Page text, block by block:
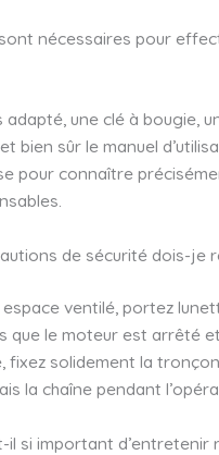
nécessaires pour
adapté, une clé à bougie,
bien sûr le manuel
pour connaître
de sécurité dois-je
espace ventilé, portez
que le moteur est arrêté
fixez solidement la
la chaîne pendant
il si important d’entretenir